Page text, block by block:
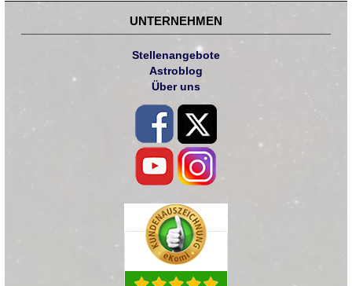
UNTERNEHMEN
Stellenangebote
Astroblog
Über uns